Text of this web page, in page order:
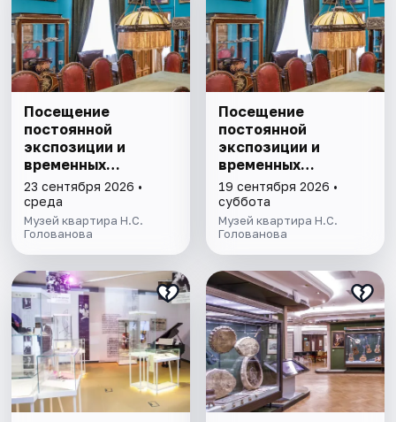
Посещение
постоянной
экспозиции и
временных
выставок музея-
квартиры Н.С.
Голованова
23 сентября 2026 •
среда
Музей квартира Н.С.
Голованова
Посещение
постоянной
экспозиции и
временных
выставок музея-
квартиры Н.С.
Голованова
19 сентября 2026 •
суббота
Музей квартира Н.С.
Голованова